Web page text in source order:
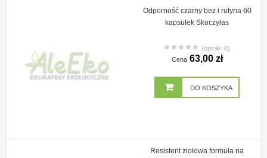
Odporność czarny bez i rutyna 60
kapsułek Skoczylas
(opinie: 0)
Cena 63,00 zł
DO KOSZYKA
Resistent ziołowa formuła na